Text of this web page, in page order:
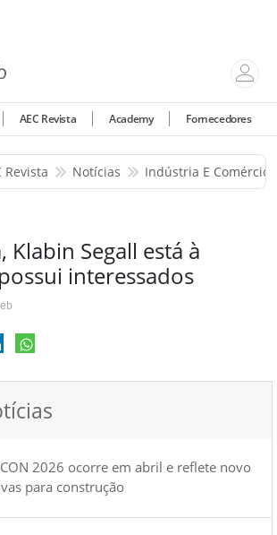
AEC Revista Academy Fornecedores
Revista Notícias Indústria E Comércio
Klabin Segall está à
interessados
2026 ocorre em abril e reflete novo
para construção